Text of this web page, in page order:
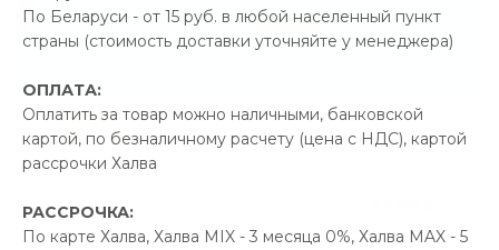
По Беларуси - от 15 руб. в любой населенный пункт
страны (стоимость доставки уточняйте у менеджера)
ОПЛАТА:
Оплатить за товар можно наличными, банковской
картой, по безналичному расчету (цена с НДС), картой
рассрочки Халва
РАССРОЧКА:
По карте Халва, Халва MIX - 3 месяца 0%, Халва MAX - 5
Экономия34.00 р.
В наличии
641.00 р.